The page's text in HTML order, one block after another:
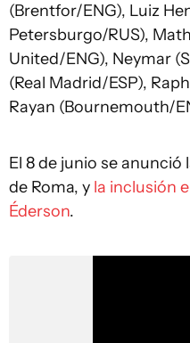
(Brentfor/ENG), Luiz
Petersburgo/RUS),
United/ENG), Neymar
(Real Madrid/ESP),
Rayan (Bournemouth/
El 8 de junio se anunció
de Roma, y la inclusión
Éderson.